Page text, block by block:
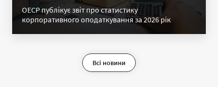
ОЕСР публікує звіт про статистику
корпоративного оподаткування за 2026 рік
Всі новини